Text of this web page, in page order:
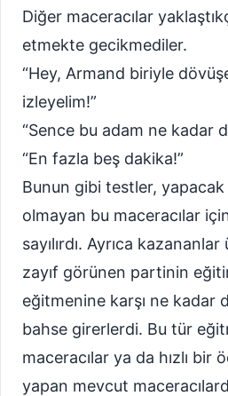
Diğer maceracılar
etmekte gecikmediler.
“Hey, Armand biriyle
izleyelim!”
“Sence bu adam ne kadar
“En fazla beş dakika!”
Bunun gibi testler,
olmayan bu maceracılar
sayılırdı. Ayrıca
zayıf görünen partinin
eğitmenine karşı ne kadar
bahse girerlerdi. Bu tür
maceracılar ya da hızlı bir
yapan mevcut